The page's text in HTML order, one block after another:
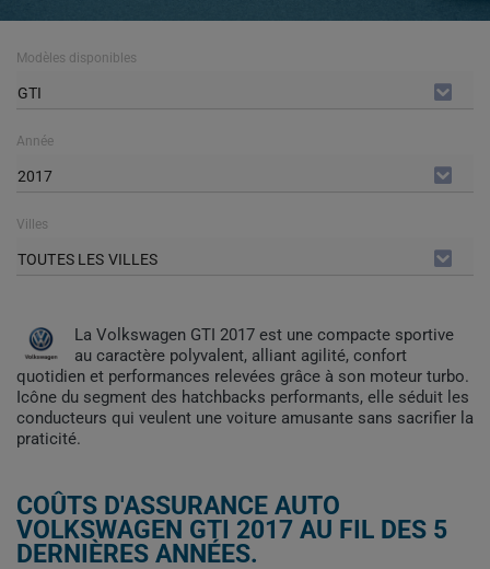
Modèles disponibles
GTI
Année
2017
Villes
TOUTES LES VILLES
La Volkswagen GTI 2017 est une compacte sportive
au caractère polyvalent, alliant agilité, confort
quotidien et performances relevées grâce à son moteur turbo.
Icône du segment des hatchbacks performants, elle séduit les
conducteurs qui veulent une voiture amusante sans sacrifier la
praticité.
COÛTS D'ASSURANCE AUTO
VOLKSWAGEN GTI 2017 AU FIL DES 5
DERNIÈRES ANNÉES.